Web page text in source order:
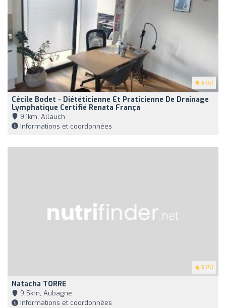
5 (5)
Cécile Bodet - Diététicienne Et Praticienne De Drainage
Lymphatique Certifié Renata França
9,1km, Allauch
Informations et coordonnées
5 (5)
Natacha TORRE
9,5km, Aubagne
Informations et coordonnées